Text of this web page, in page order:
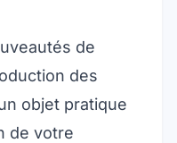
de
des
objet pratique
de votre